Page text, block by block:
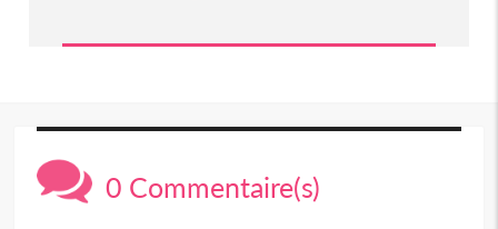
0 Commentaire(s)